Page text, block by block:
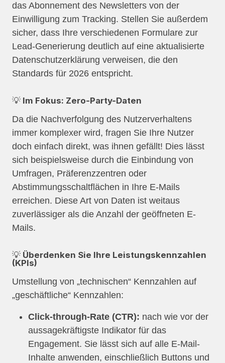
das Abonnement des Newsletters von der
Einwilligung zum Tracking. Stellen Sie außerdem
sicher, dass Ihre verschiedenen Formulare zur
Lead-Generierung deutlich auf eine aktualisierte
Datenschutzerklärung verweisen, die den
Standards für 2026 entspricht.
💡 Im Fokus: Zero-Party-Daten
Da die Nachverfolgung des Nutzerverhaltens
immer komplexer wird, fragen Sie Ihre Nutzer
doch einfach direkt, was ihnen gefällt! Dies lässt
sich beispielsweise durch die Einbindung von
Umfragen, Präferenzzentren oder
Abstimmungsschaltflächen in Ihre E-Mails
erreichen. Diese Art von Daten ist weitaus
zuverlässiger als die Anzahl der geöffneten E-
Mails.
💡 Überdenken Sie Ihre Leistungskennzahlen
(KPIs)
Umstellung von „technischen“ Kennzahlen auf
„geschäftliche“ Kennzahlen:
Click-through-Rate (CTR): nach wie vor der
aussagekräftigste Indikator für das
Engagement. Sie lässt sich auf alle E-Mail-
Inhalte anwenden, einschließlich Buttons und